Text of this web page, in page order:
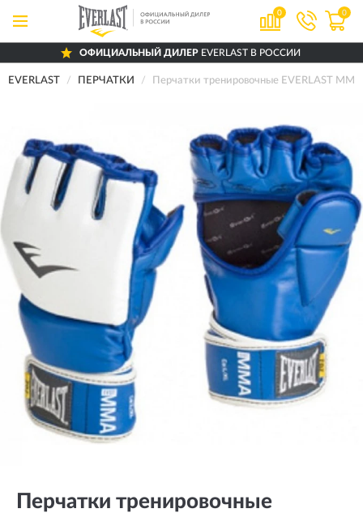
0 0
ОФИЦИАЛЬНЫЙ ДИЛЕР EVERLAST В РОССИИ
EVERLAST ПЕРЧАТКИ Перчатки тренировочные EVERLAST
Перчатки тренировочные